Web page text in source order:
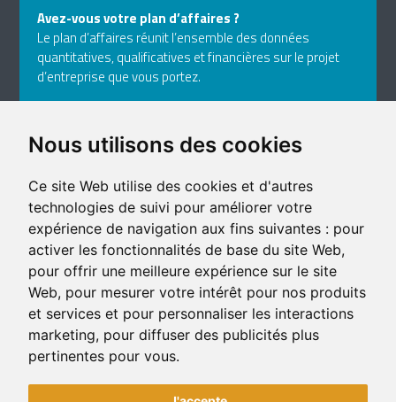
Nous utilisons des cookies
Ce site Web utilise des cookies et d'autres
technologies de suivi pour améliorer votre
expérience de navigation aux fins suivantes : pour
activer les fonctionnalités de base du site Web,
pour offrir une meilleure expérience sur le site
Web, pour mesurer votre intérêt pour nos produits
et services et pour personnaliser les interactions
marketing, pour diffuser des publicités plus
pertinentes pour vous.
Avez-vous votre plan d’affaires ?
Le plan d’affaires réunit l’ensemble des données
quantitatives, qualificatives et financières sur le projet
d’entreprise que vous portez.
400-1, rue Jean-Rioux
Trois-Pistoles (Québec) G0L 4K0
Téléphone: 418 851-1481
Télécopieur: 418 851-1237
Courriel